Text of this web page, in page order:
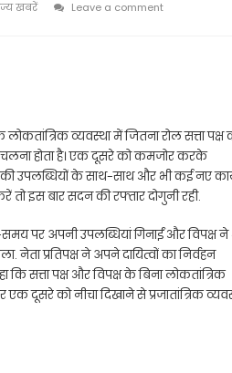
खबरें
Leave a comment
व्यवस्था में जितना रोल सत्ता पक्ष
चलना होता है। एक दूसरे को कमजोर करके
उपलब्धियों के साथ-साथ और भी कई नए
इस बार सदन की रफ्तार दोगुनी रही.
पर अपनी उपलब्धियां गिनाईं और विपक्ष ने
प्रतिपक्ष ने अपने दायित्वों का निर्वहन
सत्ता पक्ष और विपक्ष के बिना लोकतांत्रिक
एक दूसरे को नीचा दिखाने से प्रजातांत्रिक